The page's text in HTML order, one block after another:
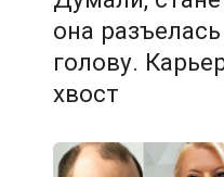
она
голову.
хвост